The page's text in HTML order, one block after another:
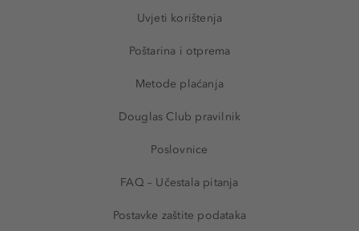
Uvjeti korištenja
Poštarina i otprema
Metode plaćanja
Douglas Club pravilnik
Poslovnice
FAQ – Učestala pitanja
Postavke zaštite podataka